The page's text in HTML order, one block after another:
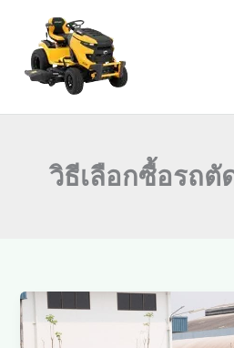
content
วิธีเลือกซื้อรถ